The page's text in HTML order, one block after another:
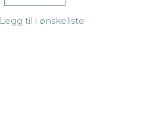
Legg til i ønskeliste